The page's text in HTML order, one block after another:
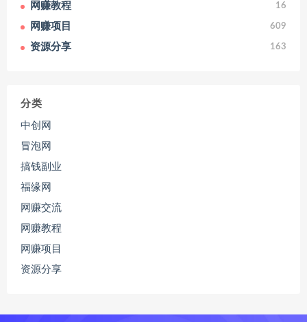
网赚教程 16
网赚项目 609
资源分享 163
分类
中创网
冒泡网
搞钱副业
福缘网
网赚交流
网赚教程
网赚项目
资源分享